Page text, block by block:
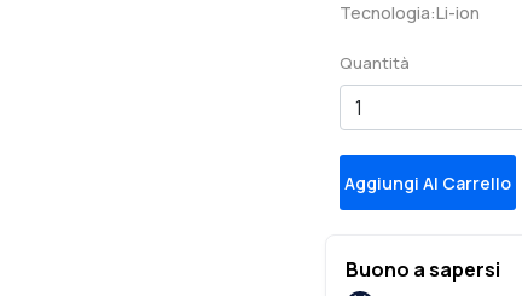
Tecnologia:Li-ion
Quantità
Aggiungi Al Carrello
Buono a sapersi